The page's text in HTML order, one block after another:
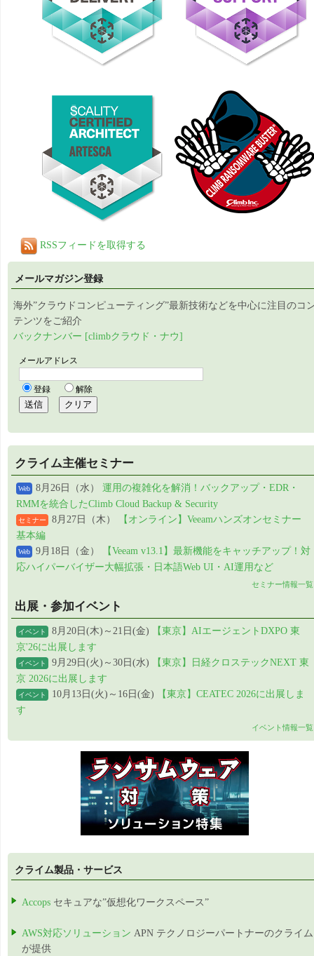
RSSフィードを取得する
メールマガジン登録
海外”クラウドコンピューティング”最新技術などを中心に注目のコ
テンツをご紹介
バックナンバー [climbクラウド・ナウ]
クライム主催セミナー
Web 8月26日（水） 運用の複雑化を解消！バックアップ・EDR・
RMMを統合したClimb Cloud Backup & Security
セミナー 8月27日（木）
【オンライン】Veeamハンズオンセミナー
基本編
Web 9月18日（金）
【Veeam v13.1】最新機能をキャッチアップ！対
応ハイパーバイザー大幅拡張・日本語Web UI・AI運用など
セミナー情報一覧
出展・参加イベント
イベント 8月20日(木)～21日(金)
【東京】AIエージェントDXPO 東
京'26に出展します
イベント 9月29日(火)～30日(水)
【東京】日経クロステックNEXT 東
京 2026に出展します
イベント 10月13日(火)～16日(金)
【東京】CEATEC 2026に出展しま
す
イベント情報一覧
クライム製品・サービス
Accops セキュアな”仮想化ワークスペース”
AWS対応ソリューション APN テクノロジーパートナーのクライム
が提供